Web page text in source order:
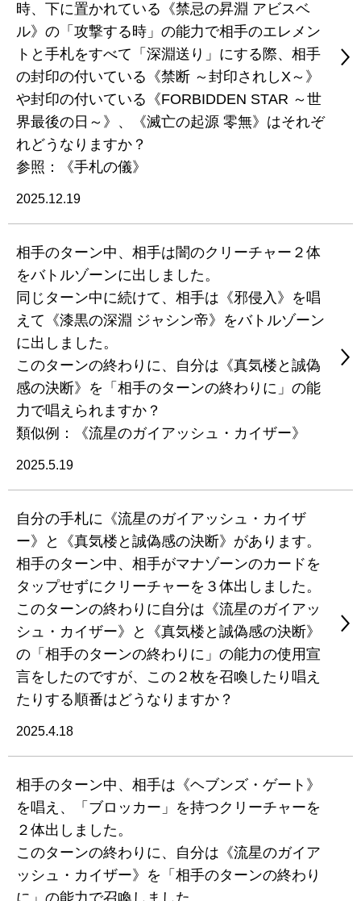
時、下に置かれている《禁忌の昇淵 アビスベ
ル》の「攻撃する時」の能力で相手のエレメン
トと手札をすべて「深淵送り」にする際、相手
の封印の付いている《禁断 ～封印されしX～》
や封印の付いている《FORBIDDEN STAR ～世
界最後の日～》、《滅亡の起源 零無》はそれぞ
れどうなりますか？
参照：《手札の儀》
2025.12.19
相手のターン中、相手は闇のクリーチャー２体
をバトルゾーンに出しました。
同じターン中に続けて、相手は《邪侵入》を唱
えて《漆黒の深淵 ジャシン帝》をバトルゾーン
に出しました。
このターンの終わりに、自分は《真気楼と誠偽
感の決断》を「相手のターンの終わりに」の能
力で唱えられますか？
類似例：《流星のガイアッシュ・カイザー》
2025.5.19
自分の手札に《流星のガイアッシュ・カイザ
ー》と《真気楼と誠偽感の決断》があります。
相手のターン中、相手がマナゾーンのカードを
タップせずにクリーチャーを３体出しました。
このターンの終わりに自分は《流星のガイアッ
シュ・カイザー》と《真気楼と誠偽感の決断》
の「相手のターンの終わりに」の能力の使用宣
言をしたのですが、この２枚を召喚したり唱え
たりする順番はどうなりますか？
2025.4.18
相手のターン中、相手は《ヘブンズ・ゲート》
を唱え、「ブロッカー」を持つクリーチャーを
２体出しました。
このターンの終わりに、自分は《流星のガイア
ッシュ・カイザー》を「相手のターンの終わり
に」の能力で召喚しました。